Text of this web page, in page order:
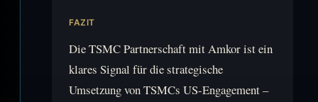
FAZIT
Die TSMC Partnerschaft mit Amkor ist ein
klares Signal für die strategische
Umsetzung von TSMCs US-Engagement –